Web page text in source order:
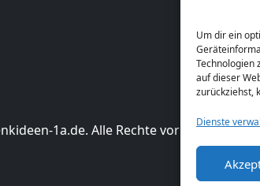
Um dir ein
Technologien
auf dieser
zurückziehst,
Dienste
1a.de. Alle Rechte vorbehalten.